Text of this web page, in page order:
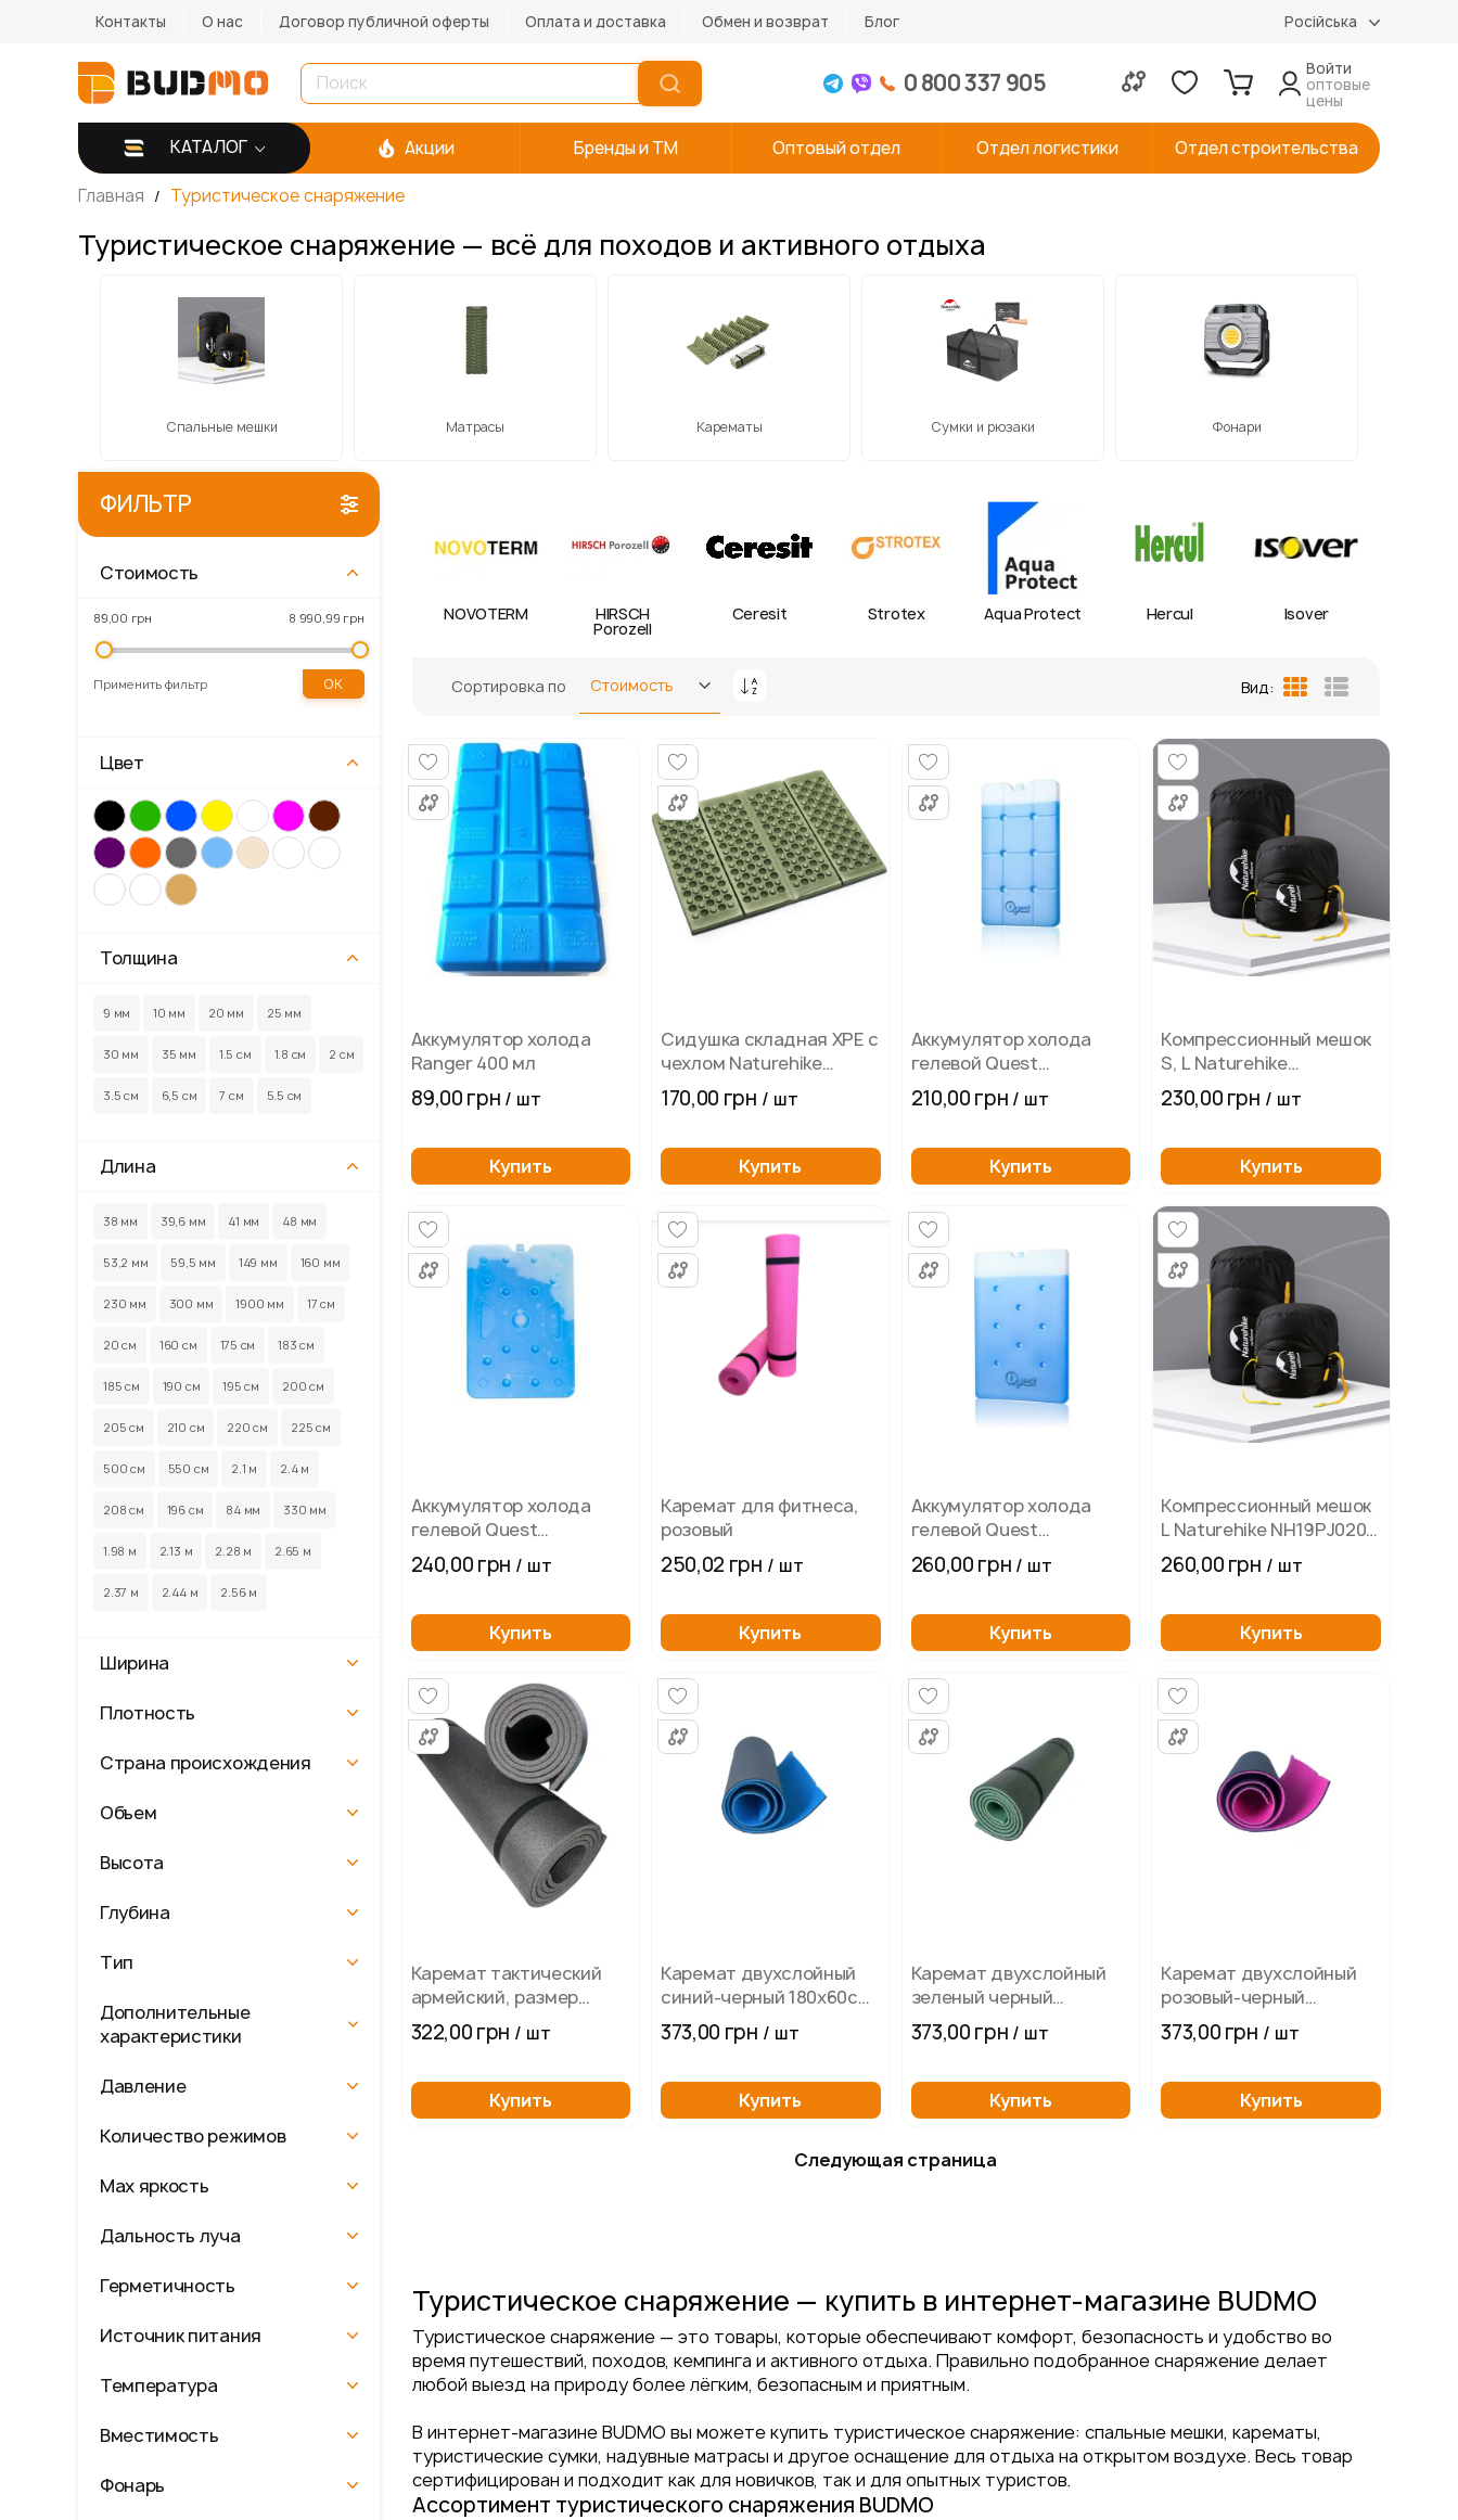
Контакты О нас Договор публичной оферты Оплата и доставка Обмен и возврат Блог Російська
КАТАЛОГ
0 800 337 905
Войти
оптовые
цены
Акции Бренды и TM Оптовый отдел Отдел логистики Отдел строительства
Главная Туристическое снаряжение
Туристическое снаряжение — всё для походов и активного отдыха
Спальные мешки Матрасы Карематы Сумки и рюзаки Фонари
Gordon Kronospan NOVOTERM HIRSCH
Porozell
Ceresit Strotex Aqua Protect Hercul Isover
Сортировка по
Задать
Вид:
Аккумулятор холода
Ranger 400 мл
89,00 грн / шт
Купить
Сидушка складная XPE с
чехлом Naturehike
NH20PJ025, 15 мм,
темно-зеленый
170,00 грн / шт
Купить
Аккумулятор холода
гелевой Quest
300х170х25 мм 1000 мл
210,00 грн / шт
Купить
Компрессионный мешок
S, L Naturehike
NH19PJ020, черный
230,00 грн / шт
Купить
Аккумулятор холода
гелевой Quest
330х230х20 мм 1100 мл
240,00 грн / шт
Купить
Каремат для фитнеса,
розовый
250,02 грн / шт
Купить
Аккумулятор холода
гелевой Quest
340х240х25 мм 1500 мл
260,00 грн / шт
Купить
Компрессионный мешок
L Naturehike NH19PJ020,
черный
260,00 грн / шт
Купить
Каремат тактический
армейский, размер
1,9х0,6м, толщина 10мм
322,00 грн / шт
Купить
Каремат двухслойный
синий-черный 180х60см,
толщина 10мм
373,00 грн / шт
Купить
Каремат двухслойный
зеленый черный
180х60см, толщина 10мм
373,00 грн / шт
Купить
Каремат двухслойный
розовый-черный
180х60см, толщина 10мм
373,00 грн / шт
Купить
Следующая страница
Туристическое снаряжение — купить в интернет-магазине BUDMO
Туристическое снаряжение — это товары, которые обеспечивают комфорт, безопасность и удобство во
время путешествий, походов, кемпинга и активного отдыха. Правильно подобранное снаряжение делает
любой выезд на природу более лёгким, безопасным и приятным.
В интернет-магазине BUDMO вы можете купить туристическое снаряжение: спальные мешки, карематы,
туристические сумки, надувные матрасы и другое оснащение для отдыха на открытом воздухе. Весь товар
сертифицирован и подходит как для новичков, так и для опытных туристов.
Ассортимент туристического снаряжения BUDMO
ФИЛЬТР
Стоимость
89,00 грн 8 990,99 грн
Применить фильтр OK
Цвет
Толщина
9 мм 10 мм 20 мм 25 мм
30 мм 35 мм 1.5 см 1.8 см 2 см
3.5 см 6,5 см 7 см 5.5 см
Длина
38 мм 39,6 мм 41 мм 48 мм
53,2 мм 59,5 мм 149 мм 160 мм
230 мм 300 мм 1900 мм 17 см
20 см 160 см 175 см 183 см
185 см 190 см 195 см 200 см
205 см 210 см 220 см 225 см
500 см 550 см 2.1 м 2.4 м
208 см 196 см 84 мм 330 мм
1.98 м 2.13 м 2.28 м 2.65 м
2.37 м 2.44 м 2.56 м
Ширина
Плотность
Страна происхождения
Объем
Высота
Глубина
Тип
Дополнительные
характеристики
Давление
Количество режимов
Мах яркость
Дальность луча
Герметичность
Источник питания
Температура
Вместимость
Фонарь